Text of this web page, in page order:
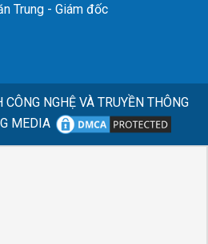
Trung - Giám đốc
CÔNG NGHỆ VÀ TRUYỀN THÔNG
MEDIA